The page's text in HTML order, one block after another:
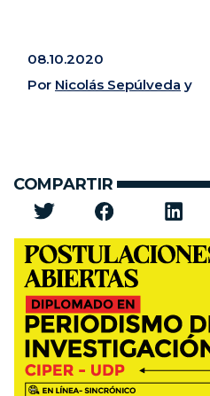
08.10.2020
Por Nicolás Sepúlveda y
COMPARTIR